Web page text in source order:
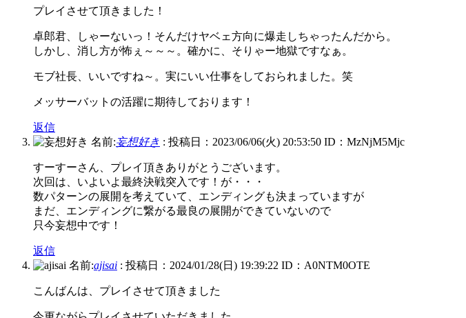
プレイさせて頂きました！
卓郎君、しゃーないっ！そんだけヤベェ方向に爆走しちゃったんだから。
しかし、消し方が怖ぇ～～～。確かに、そりゃー地獄ですなぁ。
モブ社長、いいですね～。実にいい仕事をしておられました。笑
メッサーバットの活躍に期待しております！
返信
名前:妄想好き : 投稿日：2023/06/06(火) 20:53:50 ID：MzNjM5Mjc
すーすーさん、プレイ頂きありがとうございます。
次回は、いよいよ最終決戦突入です！が・・・
数パターンの展開を考えていて、エンディングも決まっていますが
まだ、エンディングに繋がる最良の展開ができていないので
只今妄想中です！
返信
名前:ajisai : 投稿日：2024/01/28(日) 19:39:22 ID：A0NTM0OTE
こんばんは、プレイさせて頂きました